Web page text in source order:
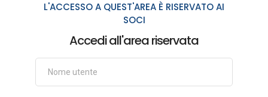
L'ACCESSO A QUEST'AREA È RISERVATO AI
SOCI
Accedi all'area riservata